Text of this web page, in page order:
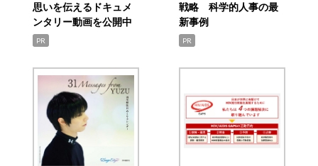
思いを伝えるドキュメ
ンタリー動画を公開中
PR
戦略 科学的人事の最
新事例
PR